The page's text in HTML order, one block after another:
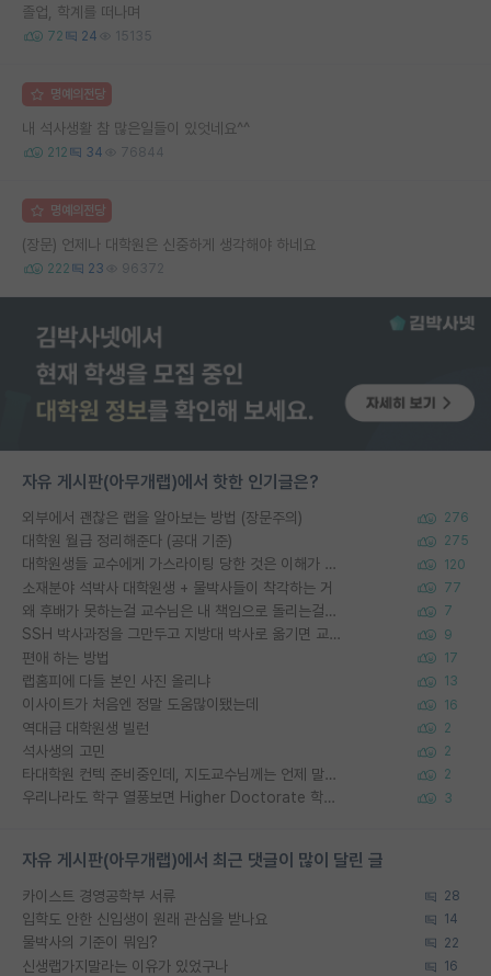
졸업, 학계를 떠나며
72 24 15135
명예의전당
내 석사생활 참 많은일들이 있엇네요^^
212 34 76844
명예의전당
(장문) 언제나 대학원은 신중하게 생각해야 하네요
222 23 96372
자유 게시판(아무개랩)에서 핫한 인기글은?
외부에서 괜찮은 랩을 알아보는 방법 (장문주의) 276
대학원 월급 정리해준다 (공대 기준) 275
대학원생들 교수에게 가스라이팅 당한 것은 이해가 갑니다. 안타깝네요. 120
소재분야 석박사 대학원생 + 물박사들이 착각하는 거 77
왜 후배가 못하는걸 교수님은 내 책임으로 돌리는걸까요? 7
SSH 박사과정을 그만두고 지방대 박사로 옮기면 교수의 꿈은 끝일까요? 9
편애 하는 방법 17
랩홈피에 다들 본인 사진 올리냐 13
이사이트가 처음엔 정말 도움많이됐는데 16
역대급 대학원생 빌런 2
석사생의 고민 2
타대학원 컨텍 준비중인데, 지도교수님께는 언제 말씀드려야 할까요? 2
우리나라도 학구 열풍보면 Higher Doctorate 학위가 필요하다고 봅니다. 3
자유 게시판(아무개랩)에서 최근 댓글이 많이 달린 글
카이스트 경영공학부 서류 28
입학도 안한 신입생이 원래 관심을 받나요 14
물박사의 기준이 뭐임? 22
신생랩가지말라는 이유가 있었구나 16